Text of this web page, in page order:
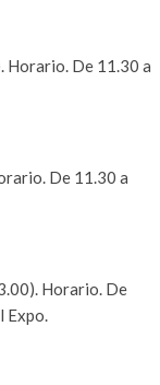
Horario. De 11.30 a
De 11.30 a
Horario. De